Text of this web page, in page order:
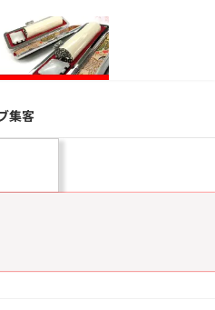
集客